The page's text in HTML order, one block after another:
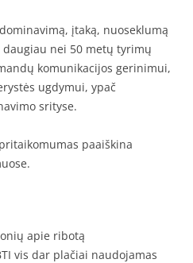
įtaką, nuoseklumą
nei 50 metų tyrimų
komunikacijos gerinimui,
ugdymui, ypač
srityse.
paaiškina
apie ribotą
vis dar plačiai naudojamas